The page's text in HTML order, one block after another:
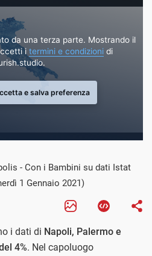
da una terza parte. Mostrando il
i termini e condizioni di
e salva preferenza
- Con i Bambini su dati Istat
1 Gennaio 2021)
i dati di Napoli, Palermo e
4%. Nel capoluogo